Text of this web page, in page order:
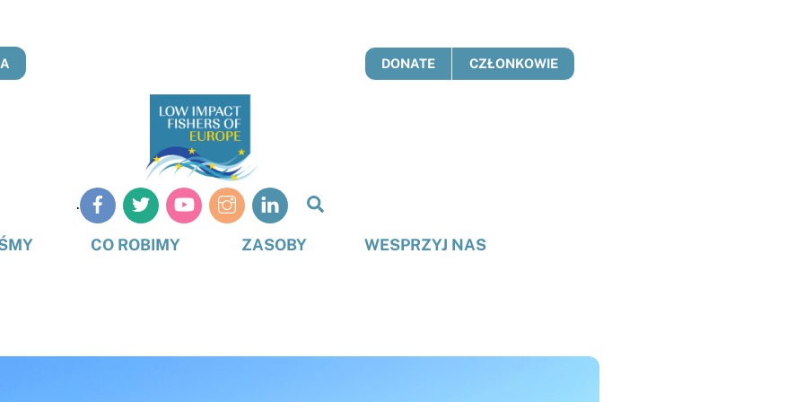
DONATE CZŁONKOWIE
.
stronie
CO ROBIMY ZASOBY WESPRZYJ NAS